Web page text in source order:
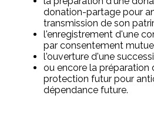
donation-partage pour
transmission de son
l'enregistrement d'une
par consentement
l'ouverture d'une
ou encore la préparation
protection futur pour
dépendance future.